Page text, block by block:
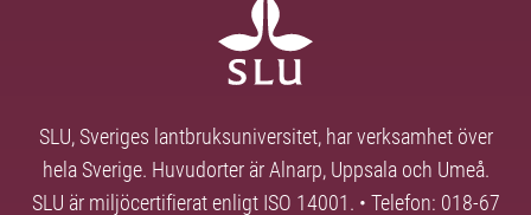
SLU, Sveriges lantbruksuniversitet, har verksamhet över
hela Sverige. Huvudorter är Alnarp, Uppsala och Umeå.
SLU är miljöcertifierat enligt ISO 14001. • Telefon: 018-67